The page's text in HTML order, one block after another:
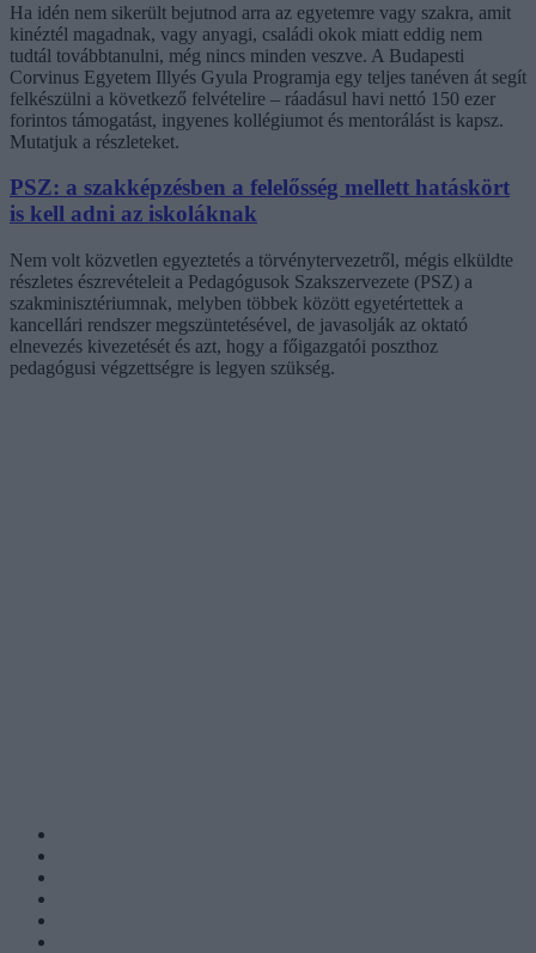
Ha idén nem sikerült bejutnod arra az egyetemre vagy szakra, amit
kinéztél magadnak, vagy anyagi, családi okok miatt eddig nem
tudtál továbbtanulni, még nincs minden veszve. A Budapesti
Corvinus Egyetem Illyés Gyula Programja egy teljes tanéven át segít
felkészülni a következő felvételire – ráadásul havi nettó 150 ezer
forintos támogatást, ingyenes kollégiumot és mentorálást is kapsz.
Mutatjuk a részleteket.
PSZ: a szakképzésben a felelősség mellett hatáskört
is kell adni az iskoláknak
Nem volt közvetlen egyeztetés a törvénytervezetről, mégis elküldte
részletes észrevételeit a Pedagógusok Szakszervezete (PSZ) a
szakminisztériumnak, melyben többek között egyetértettek a
kancellári rendszer megszüntetésével, de javasolják az oktató
elnevezés kivezetését és azt, hogy a főigazgatói poszthoz
pedagógusi végzettségre is legyen szükség.